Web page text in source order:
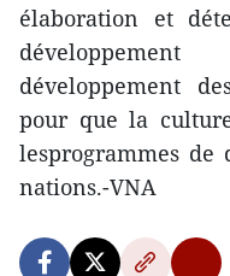
élaboration et
développement
pour que la
lesprogrammes de
nations.-VNA